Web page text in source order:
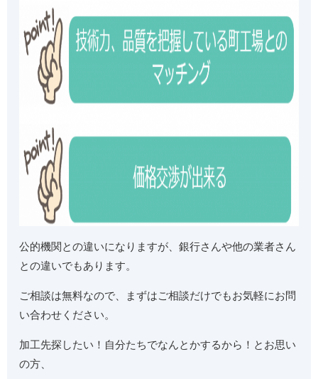
公的機関との違いになりますが、銀行さんや他の業者さん
との違いでもあります。
ご相談は無料なので、まずはご相談だけでもお気軽にお問
い合わせください。
加工先探したい！自分たちでなんとかするから！とお思い
の方、